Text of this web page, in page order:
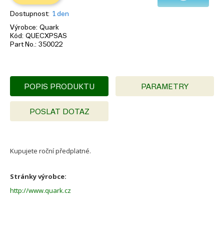
Dostupnost 1 den
Výrobce Quark
Kód QUECXPSAS
Part No. 350022
POPIS PRODUKTU PARAMETRY
POSLAT DOTAZ
Kupujete roční předplatné.
Stránky výrobce:
http://www.quark.cz